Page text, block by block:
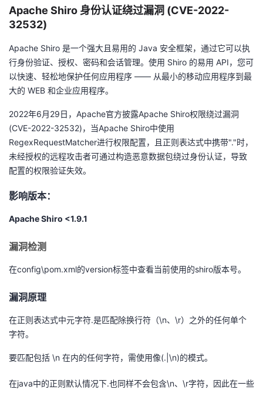
页
开
发
者
我
的
博
客
我
的
论
我
的
我
的
我
Apache Shiro 身份认证绕过漏洞 (CVE-2022-
32532)
Apache Shiro 是一个强大且易用的 Java 安全框架，通过它可以执
行身份验证、授权、密码和会话管理。使用 Shiro 的易用 API，您可
以快速、轻松地保护任何应用程序 —— 从最小的移动应用程序到最
大的 WEB 和企业应用程序。
2022年6月29日，Apache官方披露Apache Shiro权限绕过漏洞
(CVE-2022-32532)，当Apache Shiro中使用
RegexRequestMatcher进行权限配置，且正则表达式中携带"."时，
未经授权的远程攻击者可通过构造恶意数据包绕过身份认证，导致
配置的权限验证失效。
影响版本：
Apache Shiro <1.9.1
漏洞检测
在config\pom.xml的version标签中查看当前使用的shiro版本号。
漏洞原理
在正则表达式中元字符.是匹配除换行符（\n、\r）之外的任何单个
字符。
要匹配包括 \n 在内的任何字符，需使用像(.|\n)的模式。
在java中的正则默认情况下.也同样不会包含\n、\r字符，因此在一些